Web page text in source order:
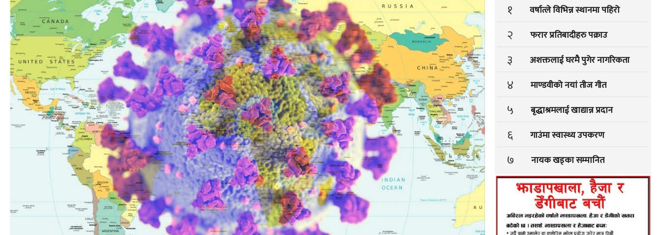
१ वर्षात्ले विभिन्न स्थानमा पहिरो
२ फरार प्रतिबादीहरु पक्राउ
३ अशक्तलाई घरमै पुगेर नागरिकता
४ माण्डवीको नयां तीज गीत
५ बृद्धाश्रमलाई खाद्यान्न प्रदान
६ गाउंमा स्वास्थ्य उपकरण
७ नायक खड्का सम्मानित